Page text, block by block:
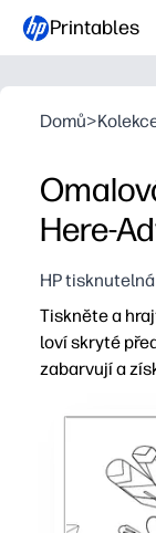
Printables
Domů>
Here-
HP
Tiskněte a
loví skryté
zabarvují a
Pohodlí
Zlepšuje
Buduje